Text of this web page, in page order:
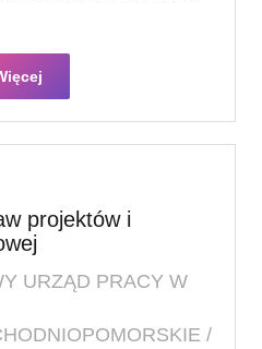
projektów i
URZĄD PRACY W
/